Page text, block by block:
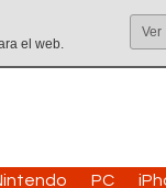
el web.
Ver
PC